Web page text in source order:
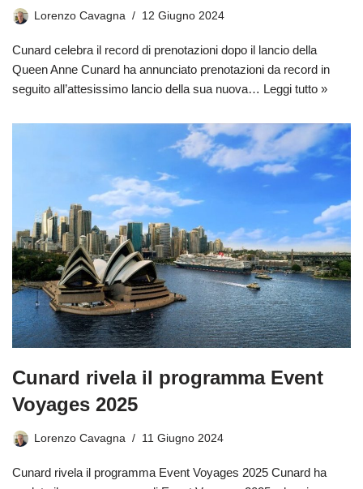
Lorenzo Cavagna 12 Giugno 2024
Cunard celebra il record di prenotazioni dopo il lancio della
Queen Anne Cunard ha annunciato prenotazioni da record in
seguito all’attesissimo lancio della sua nuova… Leggi tutto »
Cunard rivela il programma Event
Voyages 2025
Lorenzo Cavagna 11 Giugno 2024
Cunard rivela il programma Event Voyages 2025 Cunard ha